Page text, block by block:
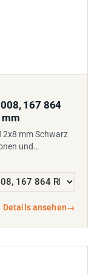
167 864
mm
mm Schwarz
und…
Details ansehen→